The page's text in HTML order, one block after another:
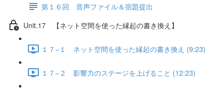
第１６回 音声ファイル＆宿題提出
Unit.17 【ネット空間を使った縁起の書き換え】
１７−１ ネット空間を使った縁起の書き換え (9:23)
１７−２ 影響力のステージを上げること (12:23)